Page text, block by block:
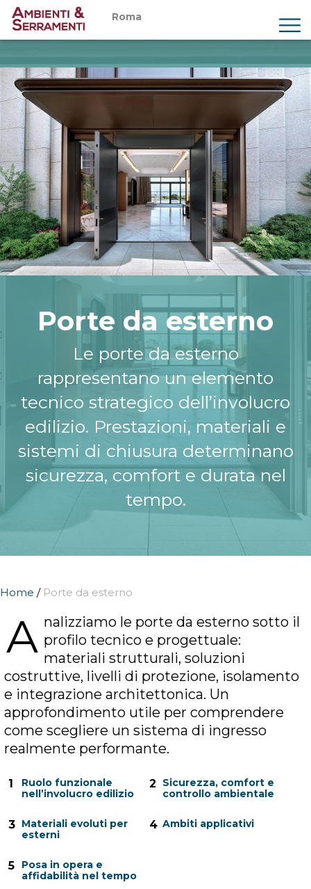
Roma
Prodotti
Servizi
Showroom
Magazine
Preventivi
Contatti
Porte da esterno
Le porte da esterno
rappresentano un elemento
tecnico strategico dell’involucro
edilizio. Prestazioni, materiali e
sistemi di chiusura determinano
sicurezza, comfort e durata nel
tempo.
Home / Porte da esterno
A nalizziamo le porte da esterno sotto il
profilo tecnico e progettuale:
materiali strutturali, soluzioni
costruttive, livelli di protezione, isolamento
e integrazione architettonica. Un
approfondimento utile per comprendere
come scegliere un sistema di ingresso
realmente performante.
1
Ruolo funzionale
nell’involucro edilizio
2
Sicurezza, comfort e
controllo ambientale
3 Materiali evoluti per
esterni
4 Ambiti applicativi
5
Posa in opera e
affidabilità nel tempo